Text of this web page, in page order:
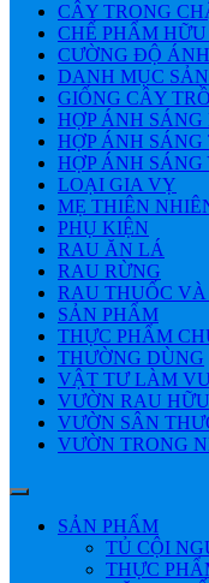
CÂY TRONG
CHẾ PHẨM HỮU
CƯỜNG ĐỘ
DANH MỤC
GIỐNG CÂY
HỢP ÁNH
HỢP ÁNH SÁNG
HỢP ÁNH SÁNG
LOẠI GIA VỴ
MẸ THIÊN
PHỤ KIỆN
RAU ĂN LÁ
RAU RỪNG
RAU THUỐC VÀ
SẢN PHẨM
THỰC PHẨM
THƯỜNG DÙNG
VẬT TƯ LÀM
VƯỜN RAU
VƯỜN SÂN
VƯỜN TRONG
SẢN PHẨM
TỦ CỘI
THỰC